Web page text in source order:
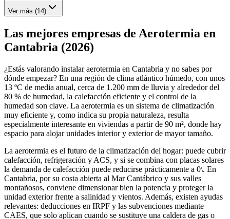
Ver más (14)
Las mejores empresas de Aerotermia en
Cantabria (2026)
¿Estás valorando instalar aerotermia en Cantabria y no sabes por
dónde empezar? En una región de clima atlántico húmedo, con unos
13 ºC de media anual, cerca de 1.200 mm de lluvia y alrededor del
80 % de humedad, la calefacción eficiente y el control de la
humedad son clave. La aerotermia es un sistema de climatización
muy eficiente y, como indica su propia naturaleza, resulta
especialmente interesante en viviendas a partir de 90 m², donde hay
espacio para alojar unidades interior y exterior de mayor tamaño.
La aerotermia es el futuro de la climatización del hogar: puede cubrir
calefacción, refrigeración y ACS, y si se combina con placas solares
la demanda de calefacción puede reducirse prácticamente a 0\. En
Cantabria, por su costa abierta al Mar Cantábrico y sus valles
montañosos, conviene dimensionar bien la potencia y proteger la
unidad exterior frente a salinidad y vientos. Además, existen ayudas
relevantes: deducciones en IRPF y las subvenciones mediante
CAES, que solo aplican cuando se sustituye una caldera de gas o